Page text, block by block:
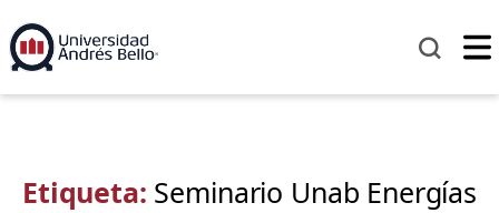
Etiqueta: Seminario Unab Energías